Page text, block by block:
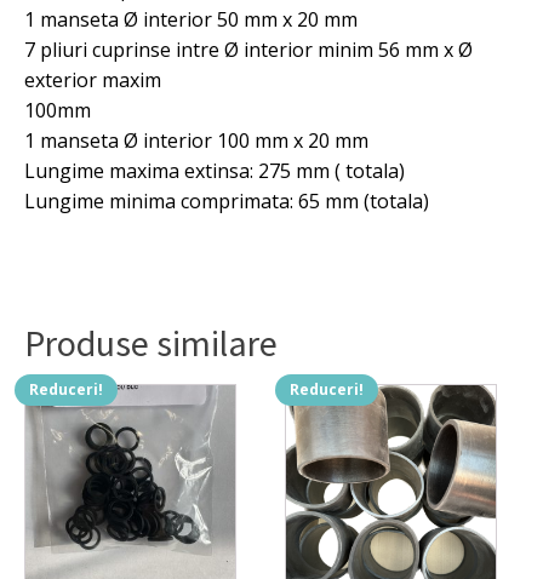
1 manseta Ø interior 50 mm x 20 mm
7 pliuri cuprinse intre Ø interior minim 56 mm x Ø
exterior maxim
100mm
1 manseta Ø interior 100 mm x 20 mm
Lungime maxima extinsa: 275 mm ( totala)
Lungime minima comprimata: 65 mm (totala)
Produse similare
Reduceri! Reduceri!